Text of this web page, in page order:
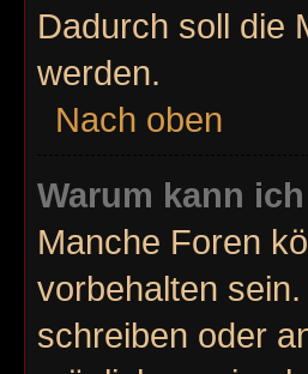
Dadurch soll die
werden.
Nach oben
Warum kann
Manche Foren
vorbehalten
schreiben oder